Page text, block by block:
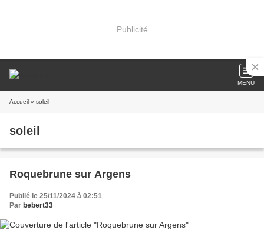
Publicité
MENU
Accueil » soleil
soleil
Roquebrune sur Argens
Publié le 25/11/2024 à 02:51
Par bebert33